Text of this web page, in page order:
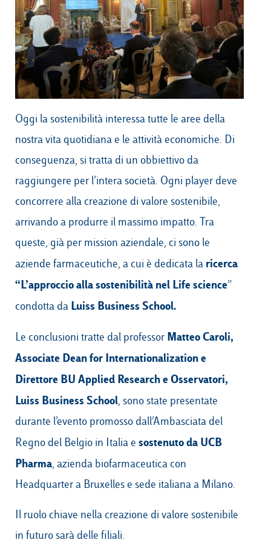
Roma
Milano
Belluno
Amsterdam
Luiss.it Alumni
Oggi la sostenibilità interessa tutte le aree della
nostra vita quotidiana e le attività economiche. Di
conseguenza, si tratta di un obbiettivo da
raggiungere per l’intera società. Ogni player deve
concorrere alla creazione di valore sostenibile,
arrivando a produrre il massimo impatto. Tra
queste, già per mission aziendale, ci sono le
aziende farmaceutiche, a cui è dedicata la ricerca
“L’approccio alla sostenibilità nel Life science”
condotta da Luiss Business School.
Le conclusioni tratte dal professor Matteo Caroli,
Associate Dean for Internationalization e
Direttore BU Applied Research e Osservatori,
Luiss Business School , sono state presentate
durante l’evento promosso dall’Ambasciata del
Regno del Belgio in Italia e sostenuto da UCB
Pharma , azienda biofarmaceutica con
Headquarter a Bruxelles e sede italiana a Milano.
Il ruolo chiave nella creazione di valore sostenibile
in futuro sarà delle filiali.